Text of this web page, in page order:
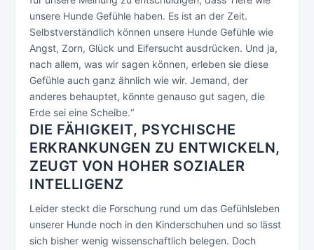
unsere Hunde Gefühle haben. Es ist an der Zeit.
Selbstverständlich können unsere Hunde Gefühle wie
Angst, Zorn, Glück und Eifersucht ausdrücken. Und ja,
nach allem, was wir sagen können, erleben sie diese
Gefühle auch ganz ähnlich wie wir. Jemand, der
anderes behauptet, könnte genauso gut sagen, die
Erde sei eine Scheibe.“
DIE FÄHIGKEIT, PSYCHISCHE
ERKRANKUNGEN ZU ENTWICKELN,
ZEUGT VON HOHER SOZIALER
INTELLIGENZ
Leider steckt die Forschung rund um das Gefühlsleben
unserer Hunde noch in den Kinderschuhen und so lässt
sich bisher wenig wissenschaftlich belegen. Doch